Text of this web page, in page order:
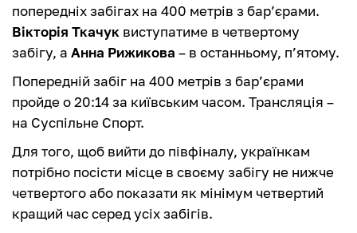
попередніх забігах на 400 метрів з бар’єрами.
Вікторія Ткачук виступатиме в четвертому
забігу, а Анна Рижикова – в останньому, п’ятому.
Попередній забіг на 400 метрів з бар’єрами
пройде о 20:14 за київським часом. Трансляція –
на Суспільне Спорт.
Для того, щоб вийти до півфіналу, українкам
потрібно посісти місце в своєму забігу не нижче
четвертого або показати як мінімум четвертий
кращий час серед усіх забігів.